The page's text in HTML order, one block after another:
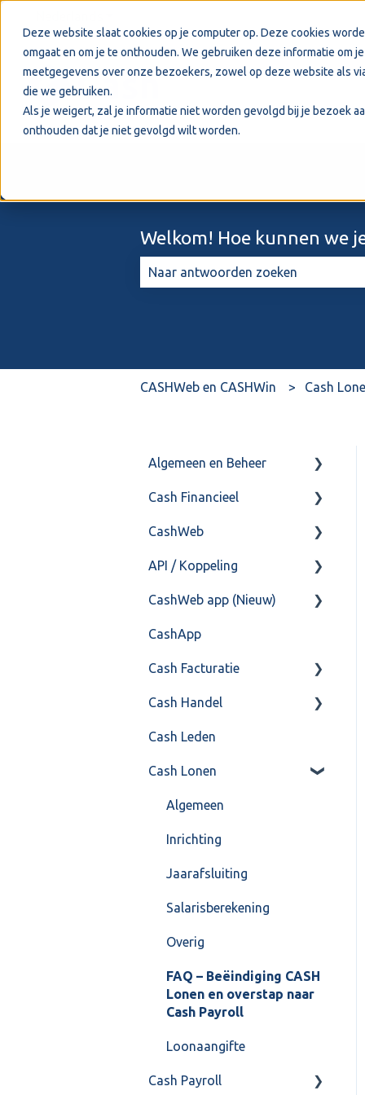
Deze website slaat cookies op je computer op. Deze cookies
omgaat en om je te onthouden. We gebruiken deze informatie om
meetgegevens over onze bezoekers, zowel op deze website als
die we gebruiken.
Als je weigert, zal je informatie niet worden gevolgd bij je bezoek
onthouden dat je niet gevolgd wilt worden.
Welkom! Hoe kunnen we
CASHWeb en CASHWin Cash
Algemeen en Beheer
Bank(koppeling)
Import/Export
Postbus
Training & Consultancy
Overig
Cash Financieel
Boekhoud
Fiscaal
Overig
CashWeb
CashHero Layout
Mailen vanuit CASHWeb
Algemeen gebruik
API / Koppeling
Algemeen
Api 3.0 (SOAP API)
API 4.0 (REST API)
CashWeb app (Nieuw)
Veel gestelde vragen
CashApp
Cash Facturatie
Factureren
Instellingen
Algemeen
Formulierlayout
Cash Handel
Inkoop
Verkoop
Voorraad
Overig
VoorraadService &
Cash Leden
Cash Lonen
Algemeen
Inrichting
Jaarafsluiting
Salarisberekening
Overig
FAQ – Beëindiging CASH
Lonen en overstap naar
Cash Payroll
Loonaangifte
Cash Payroll